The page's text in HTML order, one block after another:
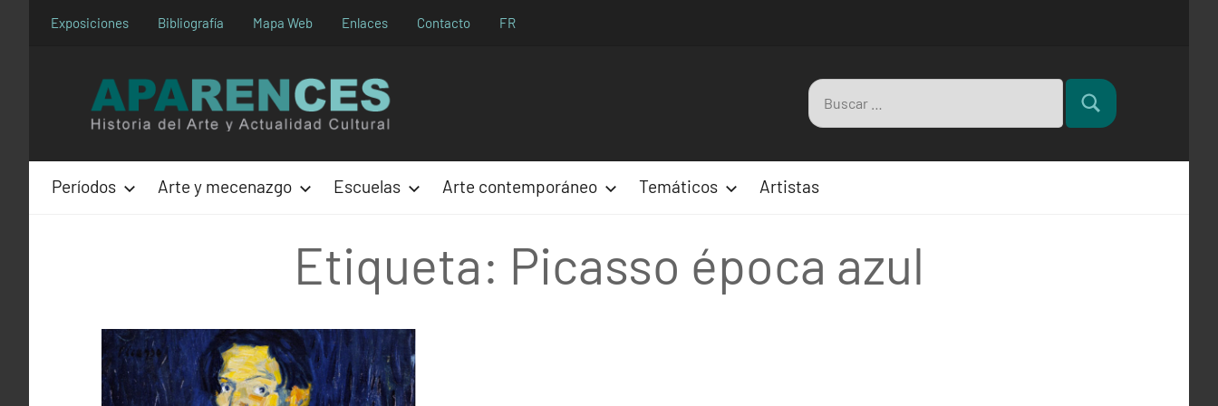
Exposiciones Bibliografía Mapa Web Enlaces Contacto FR
Buscar:
Buscar
Períodos Arte y mecenazgo Escuelas Arte contemporáneo Temáticos Artistas
Etiqueta: Picasso época azul